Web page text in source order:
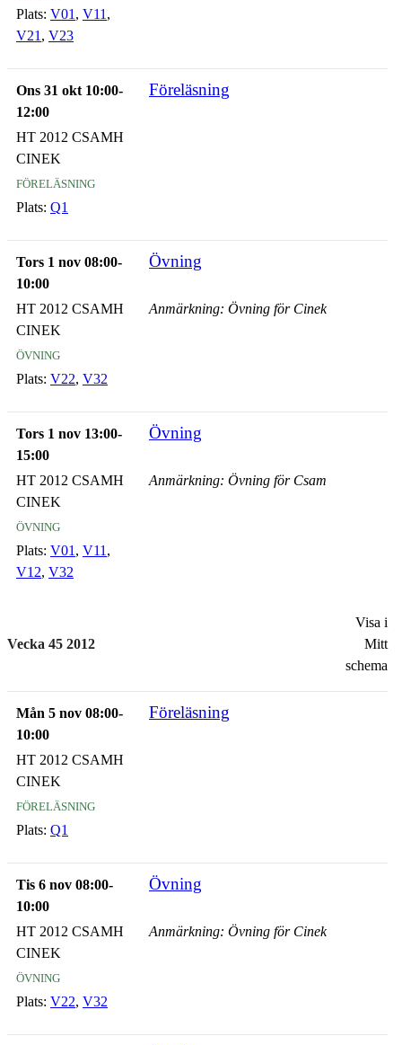
Plats: V01 , V11 ,
V21 , V23
Ons 31 okt 10:00-
12:00
Föreläsning
HT 2012 CSAMH
CINEK
föreläsning
Plats: Q1
Tors 1 nov 08:00-
10:00
Övning
HT 2012 CSAMH
CINEK
övning
Plats: V22, V32
Anmärkning: Övning för Cinek
Tors 1 nov 13:00-
15:00
Övning
HT 2012 CSAMH
CINEK
övning
Plats: V01 , V11 ,
V12, V32
Anmärkning: Övning för Csam
Vecka 45 2012
Visa i
Mitt
schema
Mån 5 nov 08:00-
10:00
Föreläsning
HT 2012 CSAMH
CINEK
föreläsning
Plats: Q1
Tis 6 nov 08:00-
10:00
Övning
HT 2012 CSAMH
CINEK
övning
Plats: V22, V32
Anmärkning: Övning för Cinek